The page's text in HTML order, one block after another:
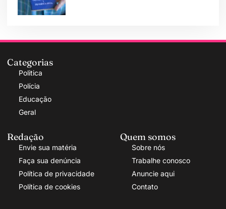
Categorias
Politica
Polícia
Educação
Geral
Redação
Envie sua matéria
Faça sua denúncia
Política de privacidade
Política de cookies
Quem somos
Sobre nós
Trabalhe conosco
Anuncie aqui
Contato